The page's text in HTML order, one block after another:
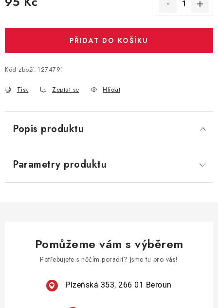
Podmínky ochrany osobních údajů
PŘIDAT DO KOŠÍKU
Kód zboží: 1274791
Tisk Zeptat se Hlídat
Popis produktu
Parametry produktu
Pomůžeme vám s výběrem
Potřebujete s něčím poradit? Jsme tu pro vás!
Plzeňská 353, 266 01 Beroun